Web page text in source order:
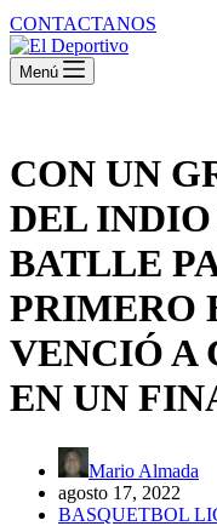
CONTACTANOS
Menú
CON UN
DEL INDIO
BATLLE
PRIMERO
VENCIÓ A
EN UN
Mario Almada
agosto 17, 2022
BASQUETBOL